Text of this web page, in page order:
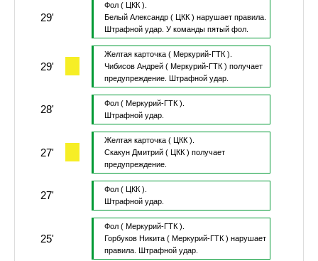
29'
Фол ( ЦКК ).
Белый Александр( ЦКК ) нарушает правила.
Штрафной удар. У команды пятый фол.
29'
Желтая карточка ( Меркурий-ГТК ).
Чибисов Андрей( Меркурий-ГТК ) получает
предупреждение.
Штрафной удар.
28' Фол ( Меркурий-ГТК ).
Штрафной удар.
27'
Желтая карточка ( ЦКК ).
Скакун Дмитрий( ЦКК ) получает
предупреждение.
27' Фол ( ЦКК ).
Штрафной удар.
25'
Фол ( Меркурий-ГТК ).
Горбуков Никита( Меркурий-ГТК ) нарушает
правила.
Штрафной удар.